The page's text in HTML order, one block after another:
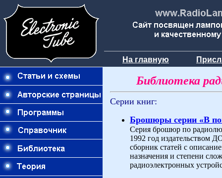
На главную
Библиотека
Серии книг:
Брошюры серии «В
Серия брошюр по
1992 год издательством
сборник статей с
назначения и степени
радиоэлектронных